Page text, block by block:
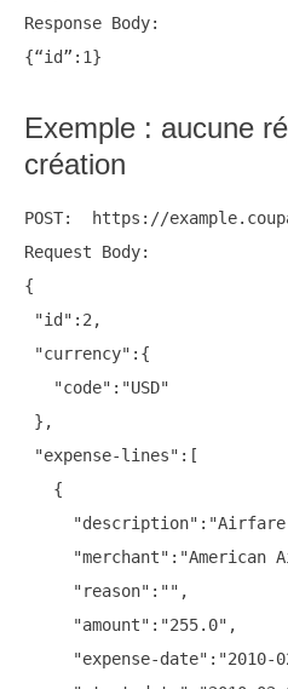
Response Body:
Exemple : aucune
création
POST:  https://
Request Body:
{
"id":2,
"currency":{
   "code":"USD"
},
"expense-lines":[
   {
"merchant":"American
     "reason":"",
     "amount":"255.0",
"expense-date":"2010-